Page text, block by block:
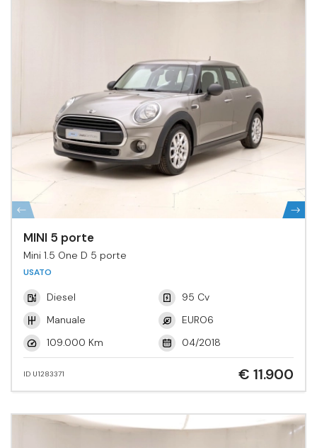
MINI 5 porte
Mini 1.5 One D 5 porte
USATO
Diesel
95 Cv
Manuale
EURO6
109.000 Km
04/2018
ID U1283371 € 11.900